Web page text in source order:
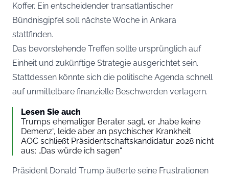
Koffer. Ein entscheidender transatlantischer
Bündnisgipfel soll nächste Woche in Ankara
stattfinden.
Das bevorstehende Treffen sollte ursprünglich auf
Einheit und zukünftige Strategie ausgerichtet sein.
Stattdessen könnte sich die politische Agenda schnell
auf unmittelbare finanzielle Beschwerden verlagern.
Lesen Sie auch
Trumps ehemaliger Berater sagt, er „habe keine
Demenz“, leide aber an psychischer Krankheit
AOC schließt Präsidentschaftskandidatur 2028 nicht
aus: „Das würde ich sagen“
Präsident Donald Trump äußerte seine Frustrationen